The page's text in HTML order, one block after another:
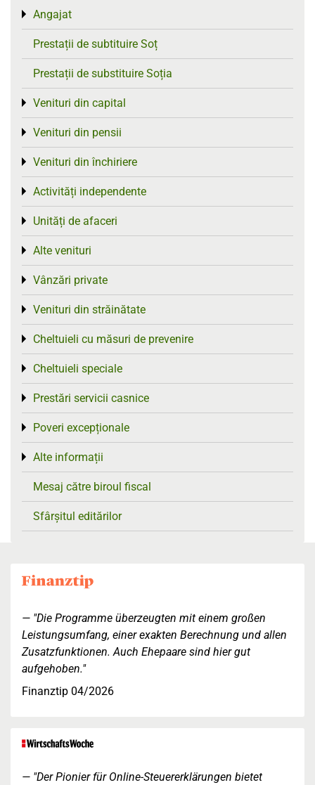
Angajat
Toggle menu
Prestații de subtituire Soț
Prestații de substituire Soția
Venituri din capital
Toggle menu
Venituri din pensii
Toggle menu
Venituri din închiriere
Toggle menu
Activități independente
Toggle menu
Unități de afaceri
Toggle menu
Alte venituri
Toggle menu
Vânzări private
Toggle menu
Venituri din străinătate
Toggle menu
Cheltuieli cu măsuri de prevenire
Toggle menu
Cheltuieli speciale
Toggle menu
Prestări servicii casnice
Toggle menu
Poveri excepționale
Toggle menu
Alte informații
Toggle menu
Mesaj către biroul fiscal
Sfârșitul editărilor
"Die Programme überzeugten mit einem großen
Leistungsumfang, einer exakten Berechnung und allen
Zusatzfunktionen. Auch Ehepaare sind hier gut
aufgehoben."
Finanztip 04/2026
"Der Pionier für Online-Steuererklärungen bietet